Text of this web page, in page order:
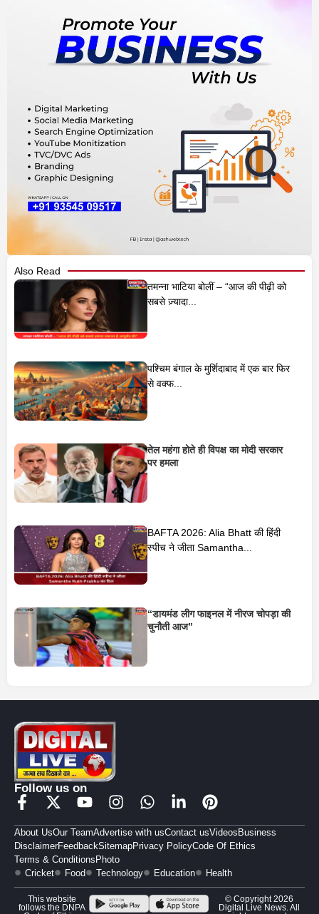
Also Read
तमन्ना भाटिया बोलीं – “आज की पीढ़ी को
सबसे ज़्यादा...
पश्चिम बंगाल के मुर्शिदाबाद में एक बार फिर
से वक्फ...
तेल महंगा होते ही विपक्ष का मोदी सरकार
पर हमला
BAFTA 2026: Alia Bhatt की हिंदी
स्पीच ने जीता Samantha...
“डायमंड लीग फाइनल में नीरज चोपड़ा की
चुनौती आज”
Follow us on
About UsOur TeamAdvertise with usContact usVideosBusiness
DisclaimerFeedbackSitemapPrivacy PolicyCode Of Ethics
Terms & ConditionsPhoto
Cricket
Food Technology Education Health
This website
follows the DNPA
© Copyright 2026
Digital Live News. All